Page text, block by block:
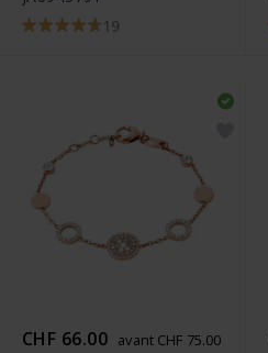
19
CHF 66.00 avant CHF 75.00